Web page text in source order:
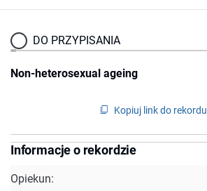
DO PRZYPISANIA
Non-heterosexual ageing
Kopiuj link do rekordu
Informacje o rekordzie
Opiekun: